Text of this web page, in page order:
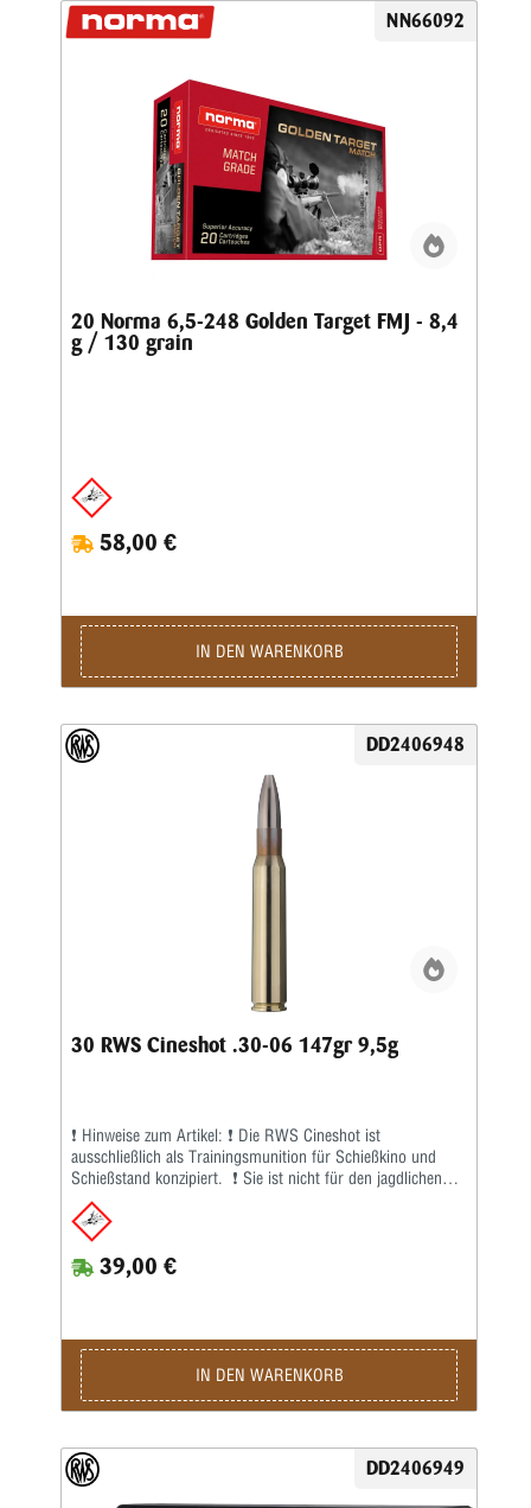
NN66092
20 Norma 6,5-248 Golden Target FMJ - 8,4
g / 130 grain
58,00 €
IN DEN WARENKORB
DD2406948
30 RWS Cineshot .30-06 147gr 9,5g
❗ Hinweise zum Artikel: ❗ Die RWS Cineshot ist
ausschließlich als Trainingsmunition für Schießkino und
Schießstand konzipiert. ❗ Sie ist nicht für den jagdlichen
Einsatz geeignet. Die RWS Cineshot .30-06 Springfield 9,5
g / 147 gr wurde speziell für das Training im Schießkino,
auf dem Schießstand und für regelmäßige Schießübungen
entwickelt. Sie ermöglicht Jägern und Sportschützen ein
realistisches Training mit ihrer gewohnten Büchse – bei
Laborierung, der speziell abgestimmten Geschossgeometrie
und der hochwertigen Fertigung bietet die RWS Cineshot
eine hervorragende Präzision sowie eine zuverlässige
Funktion auch in halbautomatischen Büchsen. Der
Zuführung und ein störungsfreies Repetieren.Die RWS
Cineshot wurde speziell für den Einsatz in modernen
Schießkinos entwickelt. Eine spezielle Geschossbeschichtung
39,00 €
IN DEN WARENKORB
DD2406949